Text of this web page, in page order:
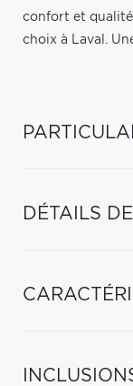
confort et qualité
choix à Laval.
DÉTAILS